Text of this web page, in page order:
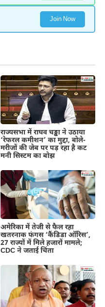
Join Now
राज्यसभा में राघव चड्ढा ने उठाया
‘रेफरल कमीशन’ का मुद्दा, बोले-
मरीजों की जेब पर पड़ रहा है कट
मनी सिस्टम का बोझ
अमेरिका में तेजी से फैल रहा
खतरनाक फंगस ‘कैंडिडा ऑरिस’,
27 राज्यों में मिले हजारों मामले;
CDC ने जताई चिंता